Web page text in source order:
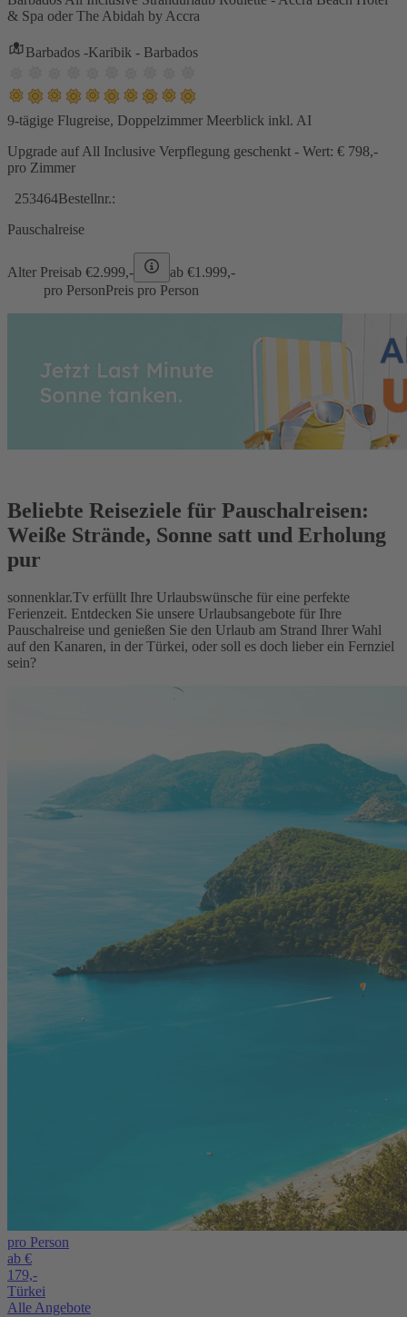
& Spa oder The Abidah by Accra
Barbados -Karibik - Barbados
9-tägige Flugreise, Doppelzimmer Meerblick inkl. AI
Upgrade auf All Inclusive Verpflegung geschenkt - Wert: € 798,-
pro Zimmer
253464Bestellnr.:
Pauschalreise
Alter Preisab €2.999,- ab €1.999,-
pro PersonPreis pro Person
Beliebte Reiseziele für Pauschalreisen:
Weiße Strände, Sonne satt und Erholung
pur
sonnenklar.Tv erfüllt Ihre Urlaubswünsche für eine perfekte
Ferienzeit. Entdecken Sie unsere Urlaubsangebote für Ihre
Pauschalreise und genießen Sie den Urlaub am Strand Ihrer Wahl
auf den Kanaren, in der Türkei, oder soll es doch lieber ein Fernziel
sein?
pro Person
ab €
179,-
Türkei
Alle Angebote